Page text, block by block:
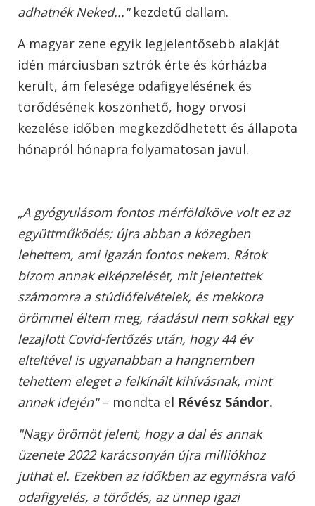
adhatnék Neked..."kezdetű dallam.
A magyar zene egyik legjelentősebb alakját
idén márciusban sztrók érte és kórházba
került, ám felesége odafigyelésének és
törődésének köszönhető, hogy orvosi
kezelése időben megkezdődhetett és állapota
hónapról hónapra folyamatosan javul.
„A gyógyulásom fontos mérföldköve volt ez az
együttműködés; újra abban a közegben
lehettem, ami igazán fontos nekem. Rátok
bízom annak elképzelését, mit jelentettek
számomra a stúdiófelvételek, és mekkora
örömmel éltem meg, ráadásul nem sokkal egy
lezajlott Covid-fertőzés után, hogy 44 év
elteltével is ugyanabban a hangnemben
tehettem eleget a felkínált kihívásnak, mint
annak idején"– mondta el Révész Sándor.
"Nagy örömöt jelent, hogy a dal és annak
üzenete 2022 karácsonyán újra milliókhoz
juthat el. Ezekben az időkben az egymásra való
odafigyelés, a törődés, az ünnep igazi